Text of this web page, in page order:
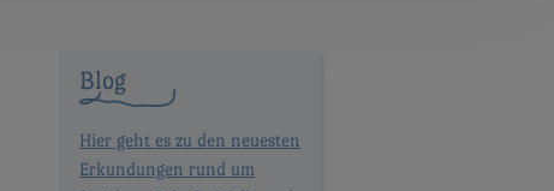
Blog
Hier geht es zu den neuesten
Erkundungen rund um